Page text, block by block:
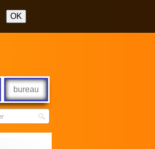
OK
bureau